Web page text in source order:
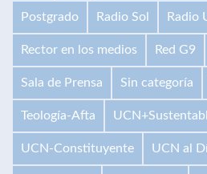
Postgrado Radio Sol Radio
Rector en los medios Red G9
Sala de Prensa Sin categoría
Teología-Afta
UCN-Constituyente UCN al